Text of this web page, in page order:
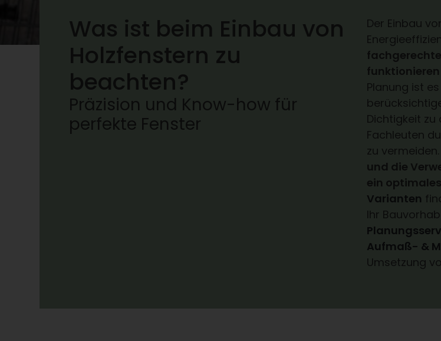
Was ist beim Einbau von
Holzfenstern zu
beachten?
Präzision und Know-how für
perfekte Fenster
Der Einbau
Planung ist
Dichtigkeit zu
Fachleuten
zu vermeiden.
und die
ein
Varianten
Ihr
Aufmaß- &
Umsetzung